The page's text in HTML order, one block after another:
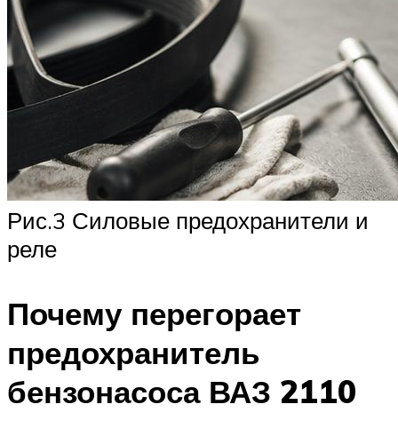
Рис.3 Силовые предохранители и
реле
Почему перегорает
предохранитель
бензонасоса ВАЗ 2110